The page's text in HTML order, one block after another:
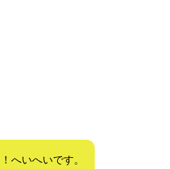
へいへいです。